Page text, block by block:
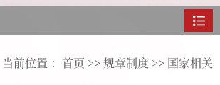
当前位置 ： 首页 >>规章制度 >> 国家相关